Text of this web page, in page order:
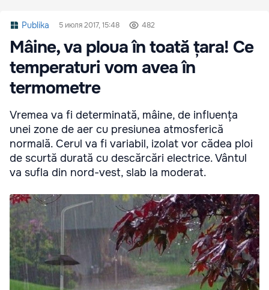
Publika 5 июля 2017, 15:48 482
Mâine, va ploua în toată țara! Ce
temperaturi vom avea în
termometre
Vremea va fi determinată, mâine, de influența
unei zone de aer cu presiunea atmosferică
normală. Cerul va fi variabil, izolat vor cădea ploi
de scurtă durată cu descărcări electrice. Vântul
va sufla din nord-vest, slab la moderat.